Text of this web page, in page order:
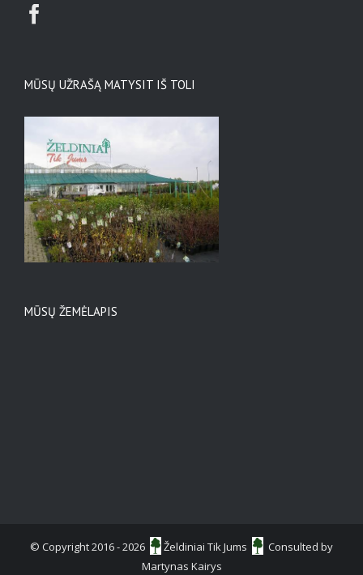
MŪSŲ UŽRAŠĄ MATYSIT IŠ TOLI
MŪSŲ ŽEMĖLAPIS
© Copyright 2016 -2026 Želdiniai Tik Jums
Consulted by
Martynas Kairys